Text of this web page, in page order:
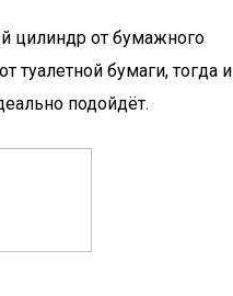
цилиндр от бумажного
туалетной бумаги, тогда и
подойдёт.